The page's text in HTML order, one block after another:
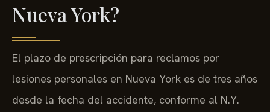
Nueva York?
El plazo de prescripción para reclamos por
lesiones personales en Nueva York es de tres años
desde la fecha del accidente, conforme al N.Y.